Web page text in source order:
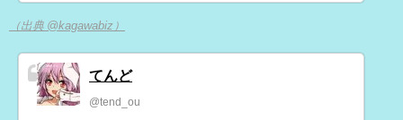
（出典 @kagawabiz）
てんど
@tend_ou